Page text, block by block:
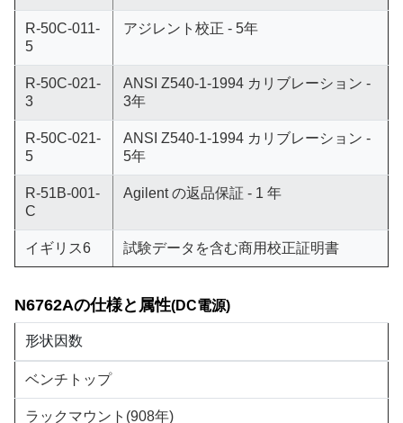
R-50C-011-
5
アジレント校正 - 5年
R-50C-021-
3
ANSI Z540-1-1994 カリブレーション -
3年
R-50C-021-
5
ANSI Z540-1-1994 カリブレーション -
5年
R-51B-001-
C
Agilent の返品保証 - 1 年
イギリス6 試験データを含む商用校正証明書
N6762Aの仕様と属性(DC電源)
形状因数
ベンチトップ
ラックマウント (908年)